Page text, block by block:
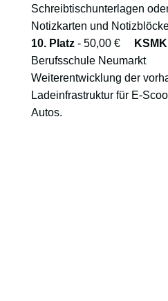
Schreibtischunterlagen
Notizkarten und
10. Platz - 50,00 €
Berufsschule Neumarkt
Weiterentwicklung der
Ladeinfrastruktur für E-
Autos.